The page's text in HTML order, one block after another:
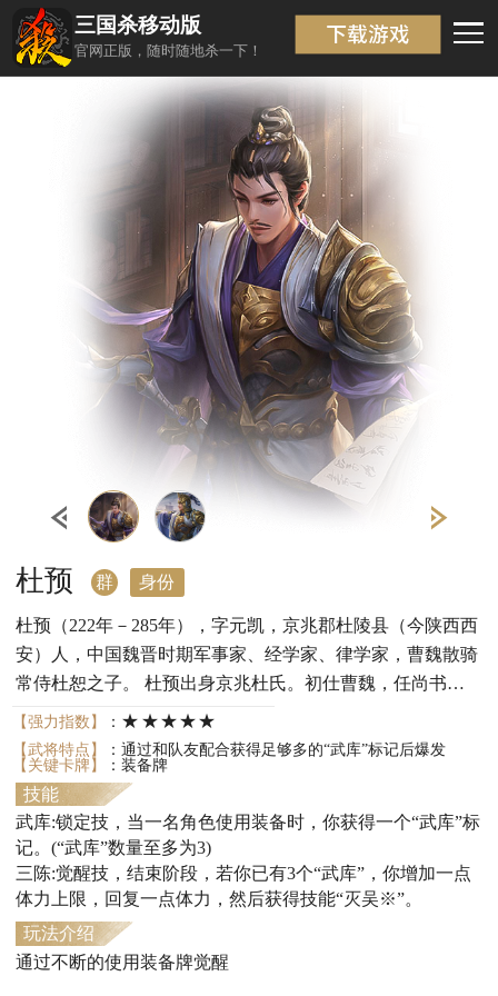
三国杀移动版
官网正版，随时随地杀一下！
返回
杜预 群 身份
杜预（222年－285年），字元凯，京兆郡杜陵县（今陕西西
安）人，中国魏晋时期军事家、经学家、律学家，曹魏散骑
常侍杜恕之子。 杜预出身京兆杜氏。初仕曹魏，任尚书
郎，后成为权臣司马昭的幕僚，封丰乐亭侯。西晋建立后，
历任河南尹、安西军司、秦州刺史、度支尚书等职，与贾充
等修《晋律》。咸宁四年（278年）接替羊祜出任镇南大将
军，镇守荆州。他积极备战，支持晋武帝司马炎对孙吴作
战，并在咸宁五年（279年）成为晋灭吴之战的统帅之一。
战后因功进封当阳县侯，仍镇荆州。在战后仍讲武备战，兴
建学校，督修水利，被时人称为“杜父”。 太康五年（285
年），杜预被征入朝，拜司隶校尉，途中于邓县逝世，终年
六十三岁。获赠征南大将军、开府仪同三司，谥号“成”。 杜
预耽思经籍，博学多通，多有建树，时誉为“杜武库”。曾注
【强力指数】 ： ★★★★★
【武将特点】
：通过和队友配合获得足够多的“武库”标记后爆发
【关键卡牌】
：装备牌
技能
武库:锁定技，当一名角色使用装备时，你获得一个“武库”标
记。(“武库”数量至多为3)
三陈:觉醒技，结束阶段，若你已有3个“武库”，你增加一点
体力上限，回复一点体力，然后获得技能“灭吴※”。
玩法介绍
通过不断的使用装备牌觉醒